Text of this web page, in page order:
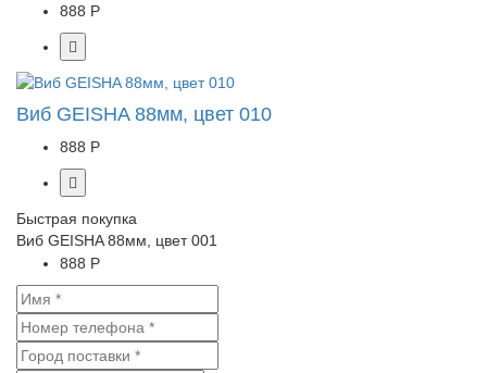
888 Р
Виб GEISHA 88мм, цвет 010
888 Р
Быстрая покупка
Виб GEISHA 88мм, цвет 001
888 Р